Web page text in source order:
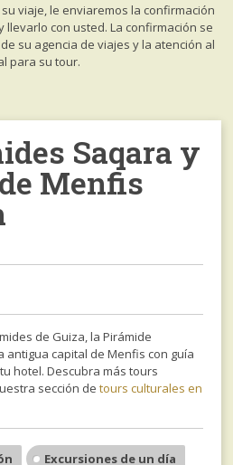
viaje, le enviaremos la confirmación
con usted. La confirmación se
su agencia de viajes y la atención al
para su tour.
Saqara y
Menfis
de Guiza, la Pirámide
antigua capital de Menfis con guía
hotel. Descubra más tours
sección detours culturales en
Excursiones de un día